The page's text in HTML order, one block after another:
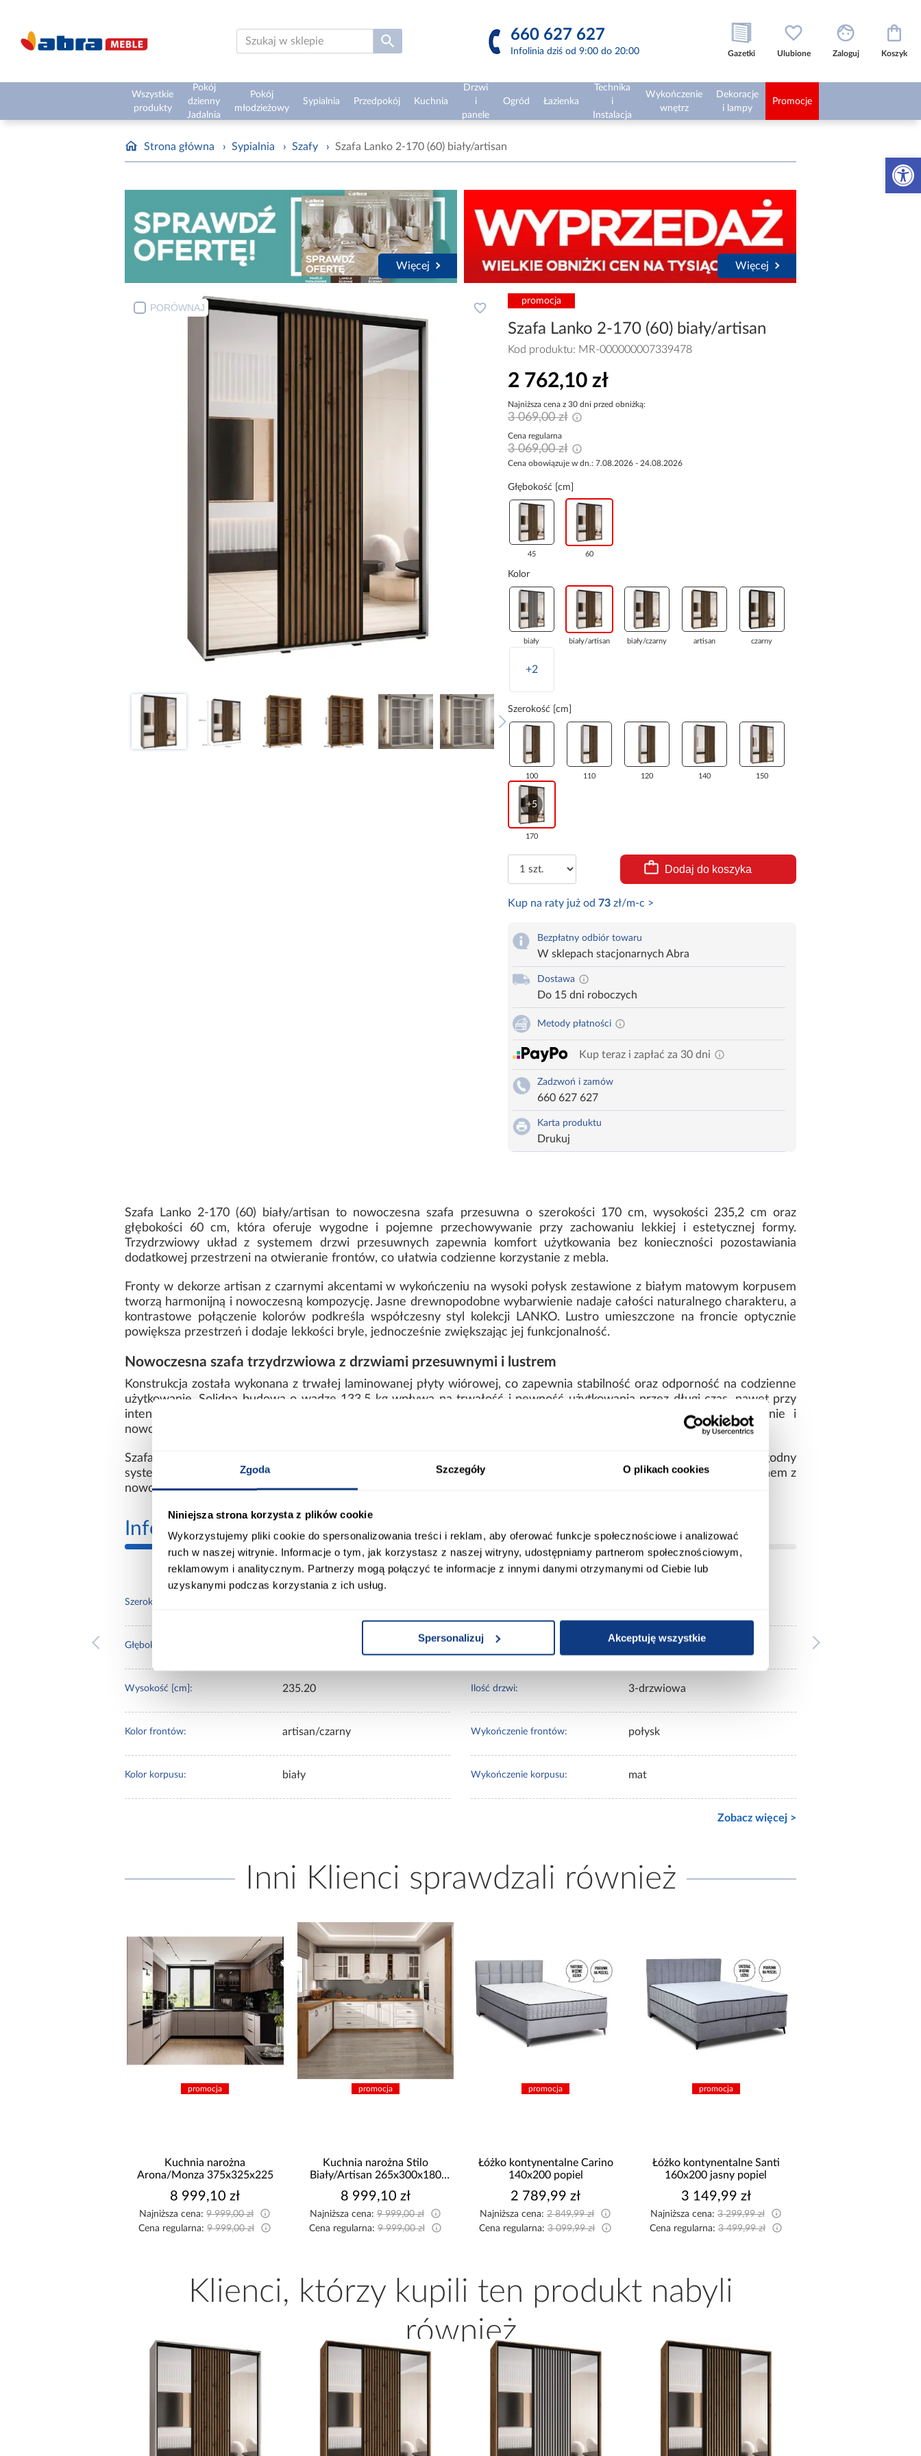
Zgoda Szczegóły O plikach cookies
Niniejsza strona korzysta z plików cookie
Wykorzystujemy pliki cookie do spersonalizowania treści i reklam, aby oferować funkcje społecznościowe i analizować
ruch w naszej witrynie. Informacje o tym, jak korzystasz z naszej witryny, udostępniamy partnerom społecznościowym,
reklamowym i analitycznym. Partnerzy mogą połączyć te informacje z innymi danymi otrzymanymi od Ciebie lub
uzyskanymi podczas korzystania z ich usług.
Spersonalizuj Akceptuję wszystkie
Otwórz
660 627 627
Infolinia dziś od 9:00 do 20:00 Gazetki Ulubione Zaloguj Koszyk
Wszystkie
produkty
Pokój
dzienny
Jadalnia
Pokój
młodzieżowy
Sypialnia Przedpokój Kuchnia
Drzwi
i
panele
Ogród Łazienka
Technika
i
Instalacja
Wykończenie
wnętrz
Dekoracje
i lampy
Promocje
Strona główna › Sypialnia › Szafy › Szafa Lanko 2-170 (60) biały/artisan
Więcej Więcej
PORÓWNAJ
promocja
Szafa Lanko 2-170 (60) biały/artisan
Kod produktu: MR-000000007339478
2 762,10 zł
Najniższa cena z 30 dni przed obniżką:
3 069,00 zł
Cena regularna
3 069,00 zł
Cena obowiązuje w dn.: 7.08.2026 - 24.08.2026
Głębokość [cm]
45 60
Kolor
biały biały/artisan biały/czarny artisan czarny
+2
Szerokość [cm]
100 110 120 140 150
+5
170
Dodaj do koszyka
Kup na raty już od 73zł/m-c >
Bezpłatny odbiór towaru
W sklepach stacjonarnych Abra
Dostawa
Do 15 dni roboczych
Metody płatności
Kup teraz i zapłać za 30 dni
Zadzwoń i zamów
660 627 627
Karta produktu
Drukuj
Szafa Lanko 2-170 (60) biały/artisan to nowoczesna szafa przesuwna o szerokości 170 cm, wysokości 235,2 cm oraz
głębokości 60 cm, która oferuje wygodne i pojemne przechowywanie przy zachowaniu lekkiej i estetycznej formy.
Trzydrzwiowy układ z systemem drzwi przesuwnych zapewnia komfort użytkowania bez konieczności pozostawiania
dodatkowej przestrzeni na otwieranie frontów, co ułatwia codzienne korzystanie z mebla.
Fronty w dekorze artisan z czarnymi akcentami w wykończeniu na wysoki połysk zestawione z białym matowym korpusem
tworzą harmonijną i nowoczesną kompozycję. Jasne drewnopodobne wybarwienie nadaje całości naturalnego charakteru, a
kontrastowe połączenie kolorów podkreśla współczesny styl kolekcji LANKO. Lustro umieszczone na froncie optycznie
powiększa przestrzeń i dodaje lekkości bryle, jednocześnie zwiększając jej funkcjonalność.
Nowoczesna szafa trzydrzwiowa z drzwiami przesuwnymi i lustrem
Konstrukcja została wykonana z trwałej laminowanej płyty wiórowej, co zapewnia stabilność oraz odporność na codzienne
użytkowanie. Solidna budowa o wadze 133,5 kg wpływa na trwałość i pewność użytkowania przez długi czas, nawet przy
intensywnym użytkowaniu. Prosta forma oraz dopracowane proporcje sprawiają, że szafa prezentuje się spójnie i
nowocześnie.
Szafa Lanko 2-170 biały/artisan dostarczana jest do samodzielnego montażu i łączy w sobie pojemne wnętrze, wygodny
system drzwi przesuwnych oraz estetyczne wykończenie w połączeniu bieli i dekoru inspirowanego naturalnym drewnem z
nowoczesnymi detalami.
Informacje Transport Informacje o produkcie
Szerokość [cm]:
Głębokość [cm]:
Wysokość [cm]: 235.20
Kolor frontów: artisan/czarny
Kolor korpusu: biały
Lustro: z lustrem
Ilość drzwi: 3-drzwiowa
Wykończenie frontów: połysk
Wykończenie korpusu: mat
Zobacz więcej >
Inni Klienci sprawdzali również
promocja
Kuchnia narożna
Arona/Monza 375x325x225
8 999,10 zł
Najniższa cena:9 999,00 zł
Cena regularna:9 999,00 zł
promocja
Kuchnia narożna Stilo
Biały/Artisan 265x300x180
8 999,10 zł
Najniższa cena:9 999,00 zł
Cena regularna:9 999,00 zł
promocja
Łóżko kontynentalne Carino
140x200 popiel
2 789,99 zł
Najniższa cena:2 849,99 zł
Cena regularna:3 099,99 zł
promocja
Łóżko kontynentalne Santi
160x200 jasny popiel
3 149,99 zł
Najniższa cena:3 299,99 zł
Cena regularna:3 499,99 zł
Klienci, którzy kupili ten produkt nabyli
również